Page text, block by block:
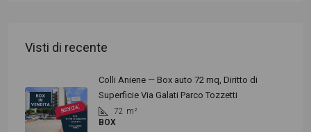
Visti di recente
Colli Aniene — Box auto 72 mq, Diritto di
Superficie Via Galati Parco Tozzetti
72 m²
BOX